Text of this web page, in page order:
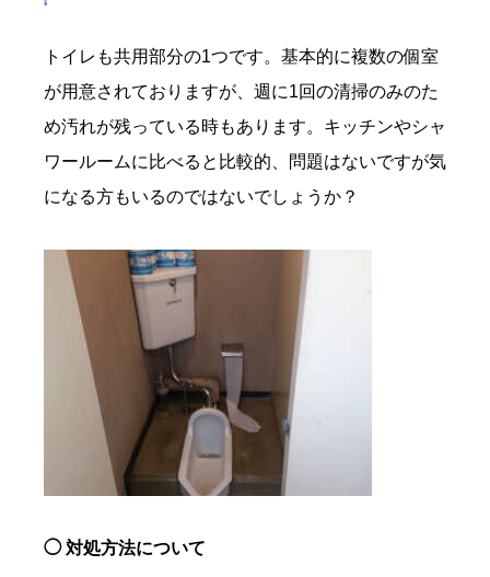
トイレも共用部分の1つです。基本的に複数の個室
が用意されておりますが、週に1回の清掃のみのた
め汚れが残っている時もあります。キッチンやシャ
ワールームに比べると比較的、問題はないですが気
になる方もいるのではないでしょうか？
◯ 対処方法について